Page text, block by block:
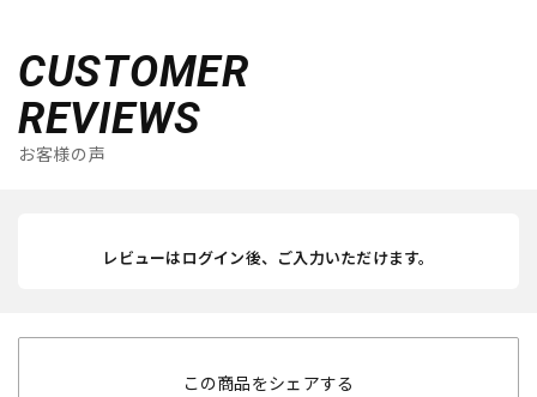
CUSTOMER
REVIEWS
お客様の声
レビューはログイン後、ご入力いただけます。
この商品をシェアする